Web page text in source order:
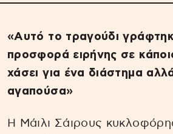
«Αυτό το τραγούδι
προσφορά ειρήνης σε
χάσει για ένα διάστημα
αγαπούσα»
Η Μάιλι Σάιρους